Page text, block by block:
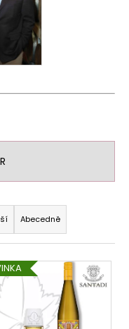
Abecedně